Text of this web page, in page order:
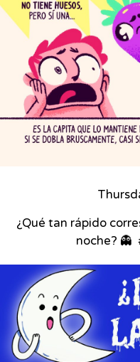
¿Qué tan rápido
noche? 👻⁣